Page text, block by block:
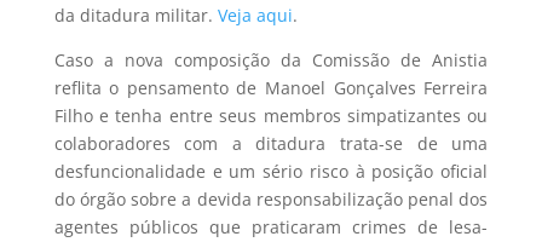
da ditadura militar. Veja aqui.
Caso a nova composição da Comissão de Anistia
reflita o pensamento de Manoel Gonçalves Ferreira
Filho e tenha entre seus membros simpatizantes ou
colaboradores com a ditadura trata-se de uma
desfuncionalidade e um sério risco à posição oficial
do órgão sobre a devida responsabilização penal dos
agentes públicos que praticaram crimes de lesa-